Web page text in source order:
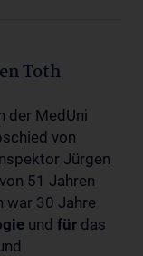
Toth
der MedUni
von
Jürgen
51 Jahren
war 30 Jahre
und für das